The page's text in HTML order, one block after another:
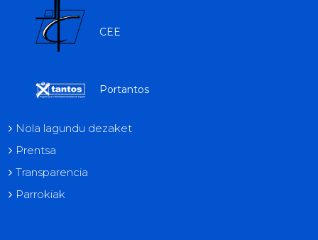
CEE
Portantos
Nola lagundu dezaket
Prentsa
Transparencia
Parrokiak